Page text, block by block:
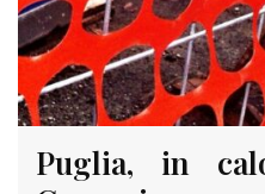
Puglia, in